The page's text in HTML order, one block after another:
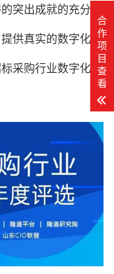
突出成就的充分肯
供真实的数字化应
采购行业数字化转
合
作
项
目
查
看